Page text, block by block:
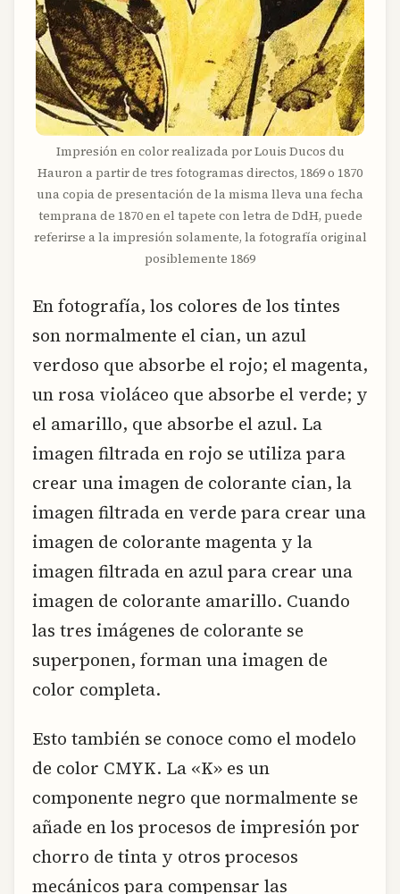
Impresión en color realizada por Louis Ducos du
Hauron a partir de tres fotogramas directos, 1869 o 1870
una copia de presentación de la misma lleva una fecha
temprana de 1870 en el tapete con letra de DdH, puede
referirse a la impresión solamente, la fotografía original
posiblemente 1869
En fotografía, los colores de los tintes
son normalmente el cian, un azul
verdoso que absorbe el rojo; el magenta,
un rosa violáceo que absorbe el verde; y
el amarillo, que absorbe el azul. La
imagen filtrada en rojo se utiliza para
crear una imagen de colorante cian, la
imagen filtrada en verde para crear una
imagen de colorante magenta y la
imagen filtrada en azul para crear una
imagen de colorante amarillo. Cuando
las tres imágenes de colorante se
superponen, forman una imagen de
color completa.
Esto también se conoce como el modelo
de color CMYK. La «K» es un
componente negro que normalmente se
añade en los procesos de impresión por
chorro de tinta y otros procesos
mecánicos para compensar las